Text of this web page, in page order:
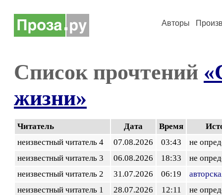
Авторы
Список прочтений
жизни»
Читатель Дата Время
неизвестный читатель 4
07.08.2026 03:43
не
неизвестный читатель 3
06.08.2026 18:33
не
неизвестный читатель 2
31.07.2026 06:19
неизвестный читатель 1
28.07.2026 12:11 не